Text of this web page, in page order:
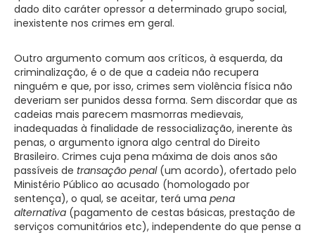
dado dito caráter opressor a determinado grupo social,
inexistente nos crimes em geral.
Outro argumento comum aos críticos, à esquerda, da
criminalização, é o de que a cadeia não recupera
ninguém e que, por isso, crimes sem violência física não
deveriam ser punidos dessa forma. Sem discordar que as
cadeias mais parecem masmorras medievais,
inadequadas à finalidade de ressocialização, inerente às
penas, o argumento ignora algo central do Direito
Brasileiro. Crimes cuja pena máxima de dois anos são
passíveis de transação penal(um acordo), ofertado pelo
Ministério Público ao acusado (homologado por
sentença), o qual, se aceitar, terá uma pena
alternativa (pagamento de cestas básicas, prestação de
serviços comunitários etc), independente do que pense a